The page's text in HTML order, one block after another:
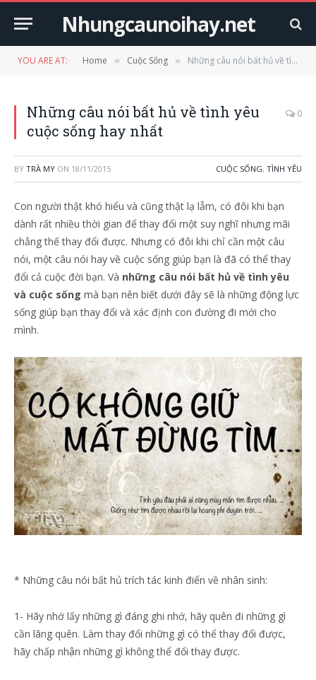
Nhungcaunoihay.net
YOU ARE AT: Home » Cuộc Sống » Những câu nói bất hủ về tình yêu cuộc sống hay nhất
Những câu nói bất hủ về tình yêu
cuộc sống hay nhất
0
BY TRÀ MY ON 18/11/2015 CUỘC SỐNG, TÌNH YÊU
Con người thật khó hiểu và cũng thật lạ lẫm, có đôi khi bạn
dành rất nhiều thời gian để thay đổi một suy nghĩ nhưng mãi
chẳng thế thay đổi được. Nhưng có đôi khi chỉ cần một câu
nói, một câu nói hay về cuộc sống giúp bạn là đã có thể thay
đổi cả cuộc đời bạn. Và những câu nói bất hủ về tình yêu
và cuộc sống mà bạn nên biết dưới đây sẽ là những động lực
sống giúp bạn thay đổi và xác định con đường đi mới cho
mình.
* Những câu nói bất hủ trích tác kinh điển về nhân sinh:
1- Hãy nhớ lấy những gì đáng ghi nhớ, hãy quên đi những gì
cần lãng quên. Làm thay đổi những gì có thể thay đổi được,
hãy chấp nhận những gì không thể đổi thay được.